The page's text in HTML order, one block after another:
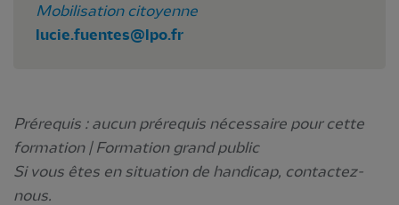
Mobilisation citoyenne
lucie.fuentes@lpo.fr
Prérequis : aucun prérequis nécessaire pour cette
formation | Formation grand public
Si vous êtes en situation de handicap, contactez-
nous.